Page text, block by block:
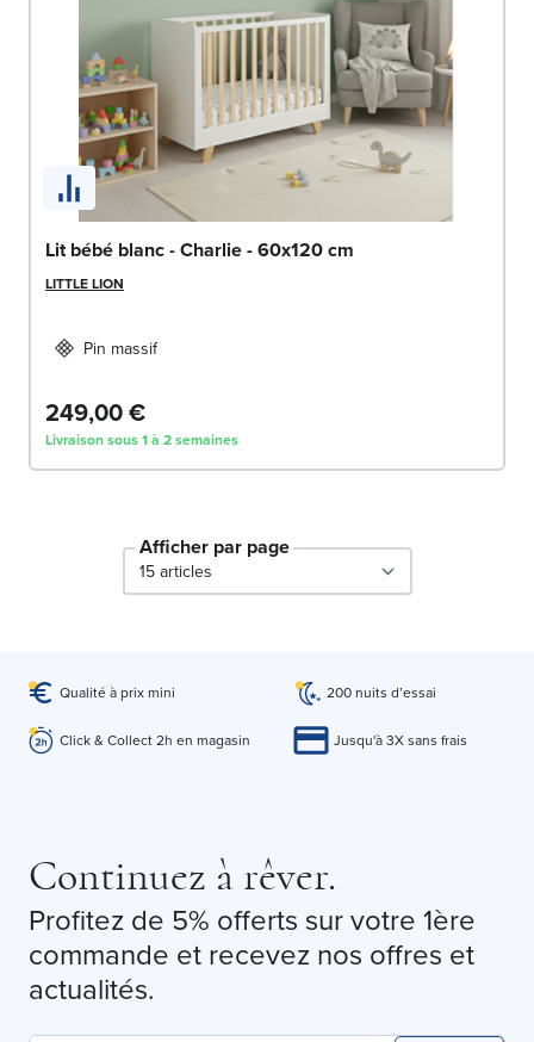
Lit bébé blanc - Charlie - 60x120 cm
LITTLE LION
Pin massif
249,00 €
Livraison sous 1 à 2 semaines
Afficher par page
Qualité à prix mini 200 nuits d’essai
Click & Collect 2h en magasin Jusqu'à 3X sans frais
Continuez à rêver.
Profitez de 5% offerts sur votre 1ère
commande et recevez nos offres et
actualités.